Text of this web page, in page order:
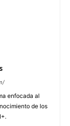
enfocada al
de los